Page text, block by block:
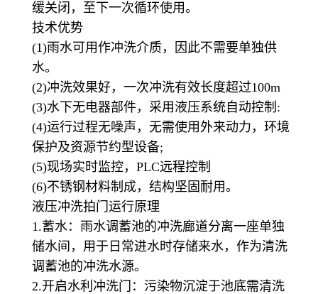
缓关闭，至下一次循环使用。
技术优势
(1)雨水可用作冲洗介质，因此不需要单独供
水。
(2)冲洗效果好，一次冲洗有效长度超过100m
(3)水下无电器部件，采用液压系统自动控制:
(4)运行过程无噪声，无需使用外来动力，环境
保护及资源节约型设备;
(5)现场实时监控，PLC远程控制
(6)不锈钢材料制成，结构坚固耐用。
液压冲洗拍门运行原理
1.蓄水：雨水调蓄池的冲洗廊道分离一座单独
储水间，用于日常进水时存储来水，作为清洗
调蓄池的冲洗水源。
2.开启水利冲洗门：污染物沉淀于池底需清洗